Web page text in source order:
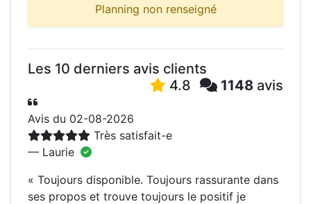
Planning non renseigné
Les 10 derniers avis clients
4.8
1148 avis
Avis du 02-08-2026
Très satisfait-e
— Laurie
« Toujours disponible. Toujours rassurante dans
ses propos et trouve toujours le positif je